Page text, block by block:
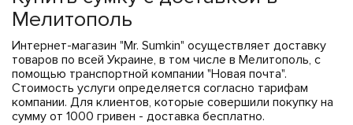
Показать все
Показать все
ЧЕХЛЫ ДЛЯ НОУТБУКОВ
Показать все
Мелитополь
Интернет-магазин "Mr. Sumkin" осуществляет доставку
товаров по всей Украине, в том числе в Мелитополь, с
помощью транспортной компании "Новая почта".
Стоимость услуги определяется согласно тарифам
компании. Для клиентов, которые совершили покупку на
сумму от 1000 гривен - доставка бесплатно.